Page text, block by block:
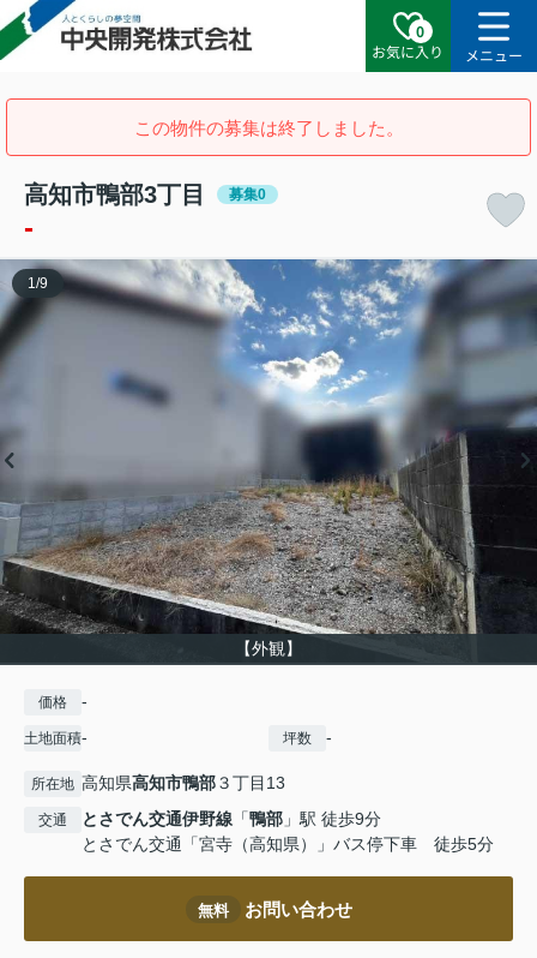
0
お気に入り
メニュー
この物件の募集は終了しました。
高知市鴨部3丁目 募集0
-
【外観】
1 /9
価格 -
土地面積- 坪数 -
所在地 高知県高知市鴨部３丁目13
交通 とさでん交通伊野線 「鴨部 」駅 徒歩9分
とさでん交通「宮寺（高知県）」バス停下車 徒歩5分
無料 お問い合わせ